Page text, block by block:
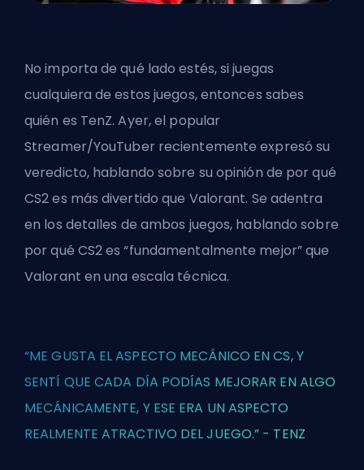
No importa de qué lado estés, si juegas
cualquiera de estos juegos, entonces sabes
quién es TenZ. Ayer, el popular
Streamer/YouTuber recientemente expresó su
veredicto, hablando sobre su opinión de por qué
CS2 es más divertido que Valorant. Se adentra
en los detalles de ambos juegos, hablando sobre
por qué CS2 es “fundamentalmente mejor” que
Valorant en una escala técnica.
“ME GUSTA EL ASPECTO MECÁNICO EN CS, Y
SENTÍ QUE CADA DÍA PODÍAS MEJORAR EN ALGO
MECÁNICAMENTE, Y ESE ERA UN ASPECTO
REALMENTE ATRACTIVO DEL JUEGO.” - TENZ